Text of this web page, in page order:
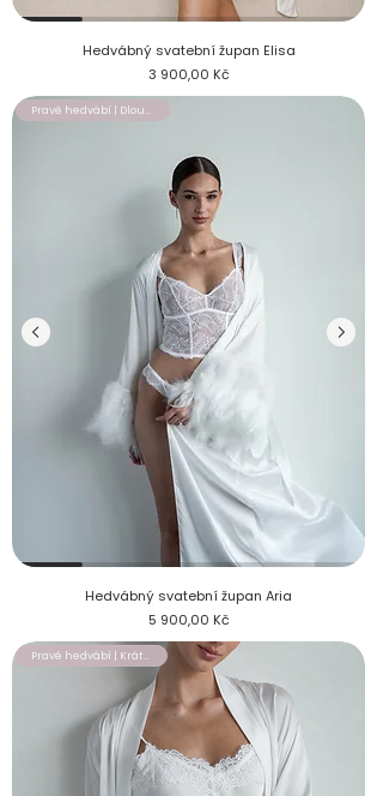
Hedvábný svatební župan Elisa
Cena
3 900,00 Kč
Hedvábný svatební župan Aria s
Pravé hedvábí | Dlouhý župan
Hedvábný svatební župan Aria
Cena
5 900,00 Kč
Pravé hedvábí | Krátký župan